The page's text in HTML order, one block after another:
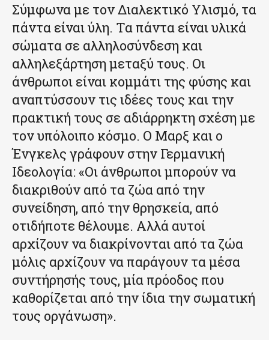
Σύμφωνα με τον Διαλεκτικό Υλισμό, τα
πάντα είναι ύλη. Τα πάντα είναι υλικά
σώματα σε αλληλοσύνδεση και
αλληλεξάρτηση μεταξύ τους. Οι
άνθρωποι είναι κομμάτι της φύσης και
αναπτύσσουν τις ιδέες τους και την
πρακτική τους σε αδιάρρηκτη σχέση με
τον υπόλοιπο κόσμο. Ο Μαρξ και ο
Ένγκελς γράφουν στην Γερμανική
Ιδεολογία: «Οι άνθρωποι μπορούν να
διακριθούν από τα ζώα από την
συνείδηση, από την θρησκεία, από
οτιδήποτε θέλουμε. Αλλά αυτοί
αρχίζουν να διακρίνονται από τα ζώα
μόλις αρχίζουν να παράγουν τα μέσα
συντήρησής τους, μία πρόοδος που
καθορίζεται από την ίδια την σωματική
τους οργάνωση».